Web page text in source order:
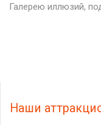
Галерею иллюзий,
Наши